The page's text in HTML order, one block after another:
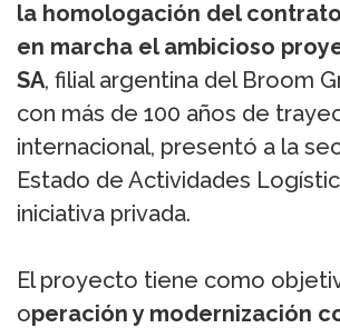
la homologación del
en marcha el ambicioso
SA, filial argentina del Broom
con más de 100 años de
internacional, presentó a la
Estado de Actividades
iniciativa privada.
El proyecto tiene como
operación y modernización